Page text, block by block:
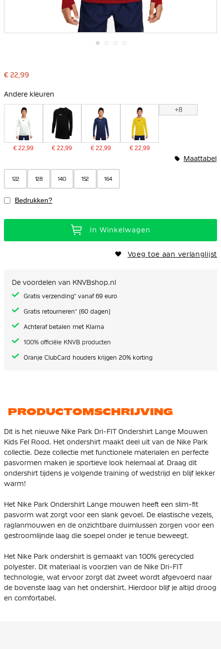
begin
de
€ 22,99
Andere kleuren
€ 22,99 € 22,99 € 22,99 € 22,99
+8
122 128 140 152 164
Maattabel
Bedrukken?
In Winkelwagen
Voeg toe aan verlanglijst
De voordelen van KNVBshop.nl
Gratis verzending* vanaf 69 euro
Gratis retourneren* (60 dagen)
Achteraf betalen met Klarna
100% officiële KNVB producten
Oranje ClubCard houders krijgen 20% korting
PRODUCTOMSCHRIJVING
Dit is het nieuwe Nike Park Dri-FIT Ondershirt Lange Mouwen
Kids Fel Rood. Het ondershirt maakt deel uit van de Nike Park
collectie. Deze collectie met functionele materialen en perfecte
pasvormen maken je sportieve look helemaal af. Draag dit
ondershirt tijdens je volgende training of wedstrijd en blijf lekker
warm!
Het Nike Park Ondershirt Lange mouwen heeft een slim-fit
pasvorm wat zorgt voor een slank gevoel. De elastische vezels,
raglanmouwen en de onzichtbare duimlussen zorgen voor een
gestroomlijnde laag die soepel onder je tenue beweegt.
Het Nike Park ondershirt is gemaakt van 100% gerecycled
polyester. Dit materiaal is voorzien van de Nike Dri-FIT
technologie, wat ervoor zorgt dat zweet wordt afgevoerd naar
de bovenste laag van het ondershirt. Hierdoor blijf je altijd droog
en comfortabel.